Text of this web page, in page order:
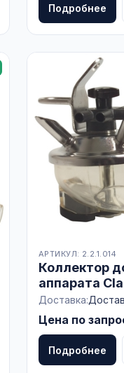
Подробнее
АРТИКУЛ: 2.2.1.014
Коллектор
аппарата
Доставка:
Цена по
Подробнее